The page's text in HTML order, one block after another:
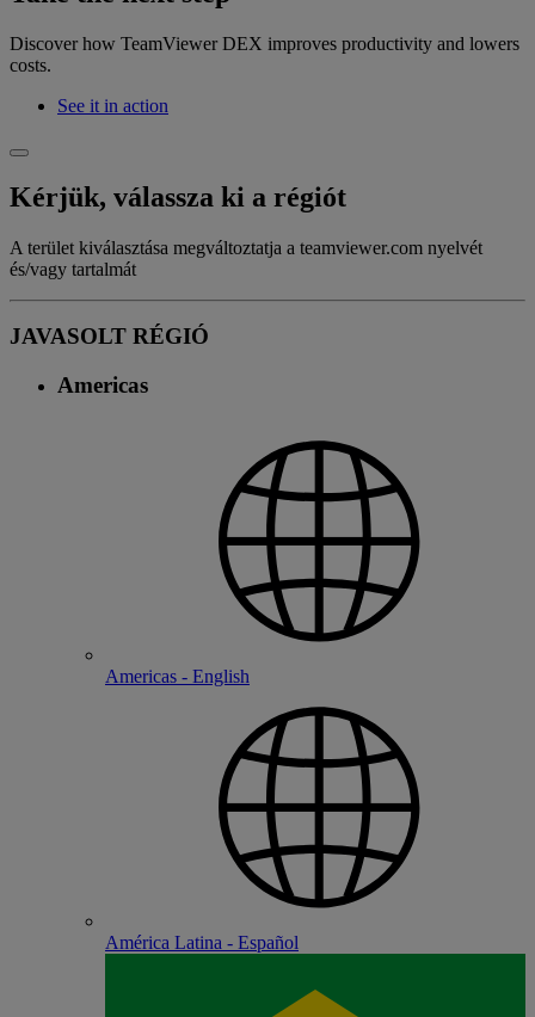
Discover how TeamViewer DEX improves productivity and lowers
costs.
See it in action
Kérjük, válassza ki a régiót
A terület kiválasztása megváltoztatja a teamviewer.com nyelvét
és/vagy tartalmát
JAVASOLT RÉGIÓ
Americas
Americas - English
América Latina - Español